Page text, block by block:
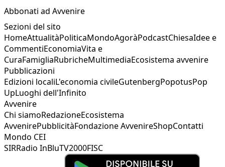
Abbonati ad Avvenire
Sezioni del sito
HomeAttualitàPoliticaMondoAgoràPodcastChiesaIdee e
CommentiEconomiaVita e
CuraFamigliaRubricheMultimediaEcosistema avvenire
Pubblicazioni
Edizioni localiL'economia civileGutenbergPopotusPop
UpLuoghi dell'Infinito
Avvenire
Chi siamoRedazioneEcosistema
AvvenirePubblicitàFondazione AvvenireShopContatti
Mondo CEI
SIRRadio InBluTV2000FISC